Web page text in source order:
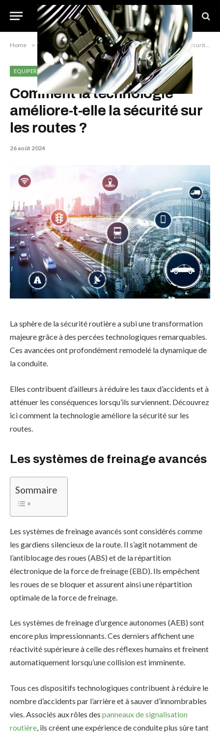
Home » Equiper » Comment la technologie améliore-t-elle la sécurité sur les routes ?
EQUIPER
Comment la technologie
améliore-t-elle la sécurité sur
les routes ?
26 août 2024
La sphère de la sécurité routière a subi une transformation
majeure grâce à des percées technologiques remarquables.
Ces avancées ont profondément remodelé la dynamique de
la conduite.
Elles contribuent d’ailleurs à réduire les taux d’accidents et à
atténuer les conséquences lorsqu’ils surviennent. Découvrez
ici comment la technologie améliore la sécurité sur les
routes.
Les systèmes de freinage avancés
Sommaire
Les systèmes de freinage avancés sont considérés comme
les gardiens silencieux de la route. Il s’agit notamment de
l’antiblocage des roues (ABS) et de la répartition
électronique de la force de freinage (EBD). Ils empêchent
les roues de se bloquer et assurent ainsi une répartition
optimale de la force de freinage.
Les systèmes de freinage d’urgence autonomes (AEB) sont
encore plus impressionnants. Ces derniers affichent une
réactivité supérieure à celle des réflexes humains et freinent
automatiquement lorsqu’une collision est imminente.
Tous ces dispositifs technologiques contribuent à réduire le
nombre d’accidents par l’arrière et à sauver d’innombrables
vies. Associés aux rôles des panneaux de signalisation
routière , ils créent une expérience de conduite plus sûre tant